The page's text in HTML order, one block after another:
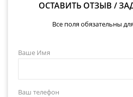
ОСТАВИТЬ ОТЗЫВ /
Все поля обязательны
Ваше Имя
Ваш телефон